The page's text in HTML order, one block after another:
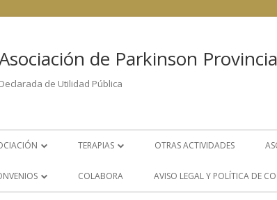
de Parkinson
Declarada de Utilidad Pública
TERAPIAS
FISIOTERAPIA
OTRAS ACTIVIDADES
COLABORA AVISO LEGAL Y POLÍTICA DE